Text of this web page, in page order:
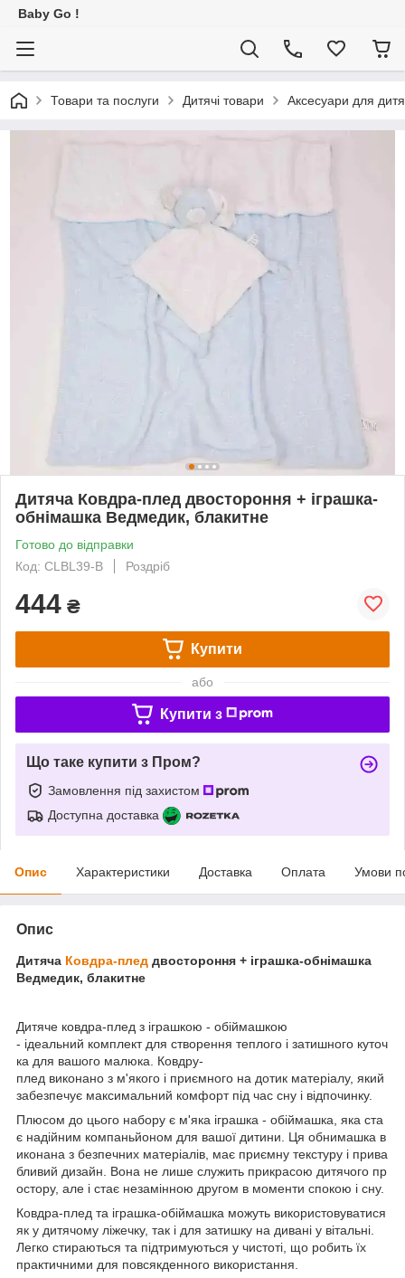
Baby Go !
Товари та послуги Дитячі товари Аксесуари для
Дитяча Ковдра-плед двостороння + іграшка-
обнімашка Ведмедик, блакитне
Готово до відправки
Код: CLBL39-B
Роздріб
444 ₴
Купити
або
Купити з
Що таке купити з Пром?
Замовлення під захистом
Доступна доставка
Опис Характеристики Доставка Оплата Умови
Опис
Дитяча Ковдра-плед двостороння + іграшка-обнімашка
Ведмедик, блакитне
Дитяче ковдра-плед з іграшкою - обіймашкою
- ідеальний комплект для створення теплого і затишного куточ
ка для вашого малюка. Ковдру-
плед виконано з м'якого і приємного на дотик матеріалу, який
забезпечує максимальний комфорт під час сну і відпочинку.
Плюсом до цього набору є м'яка іграшка - обіймашка, яка ста
є надійним компаньйоном для вашої дитини. Ця обнимашка в
иконана з безпечних матеріалів, має приємну текстуру і прива
бливий дизайн. Вона не лише служить прикрасою дитячого пр
остору, але і стає незамінною другом в моменти спокою і сну.
Ковдра-плед та іграшка-обіймашка можуть використовуватися
як у дитячому ліжечку, так і для затишку на дивані у вітальні.
Легко стираються та підтримуються у чистоті, що робить їх
практичними для повсякденного використання.